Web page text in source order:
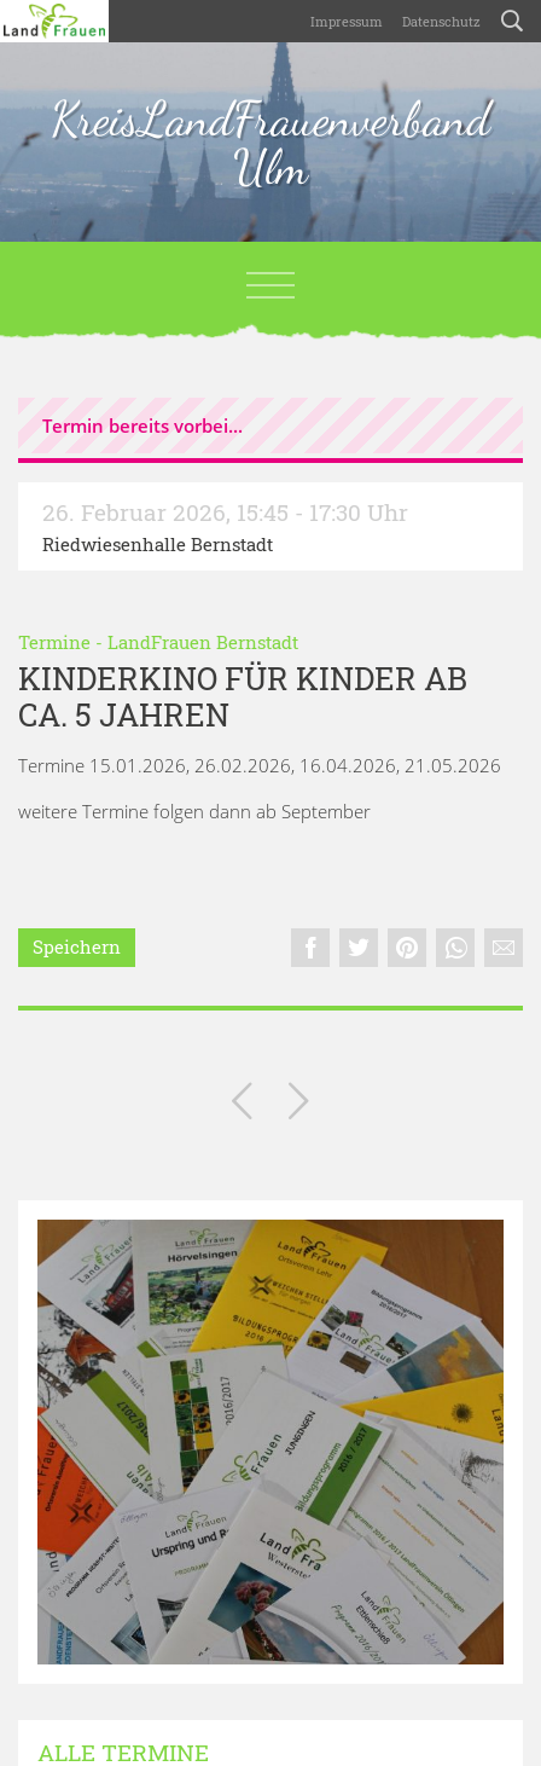
Impressum Datenschutz
KreisLandFrauenverband
Ulm
Termin bereits vorbei...
26. Februar 2026, 15:45 - 17:30 Uhr
Riedwiesenhalle Bernstadt
Termine - LandFrauen Bernstadt
KINDERKINO FÜR KINDER AB
CA. 5 JAHREN
Termine 15.01.2026, 26.02.2026, 16.04.2026, 21.05.2026
weitere Termine folgen dann ab September
Speichern
ALLE TERMINE